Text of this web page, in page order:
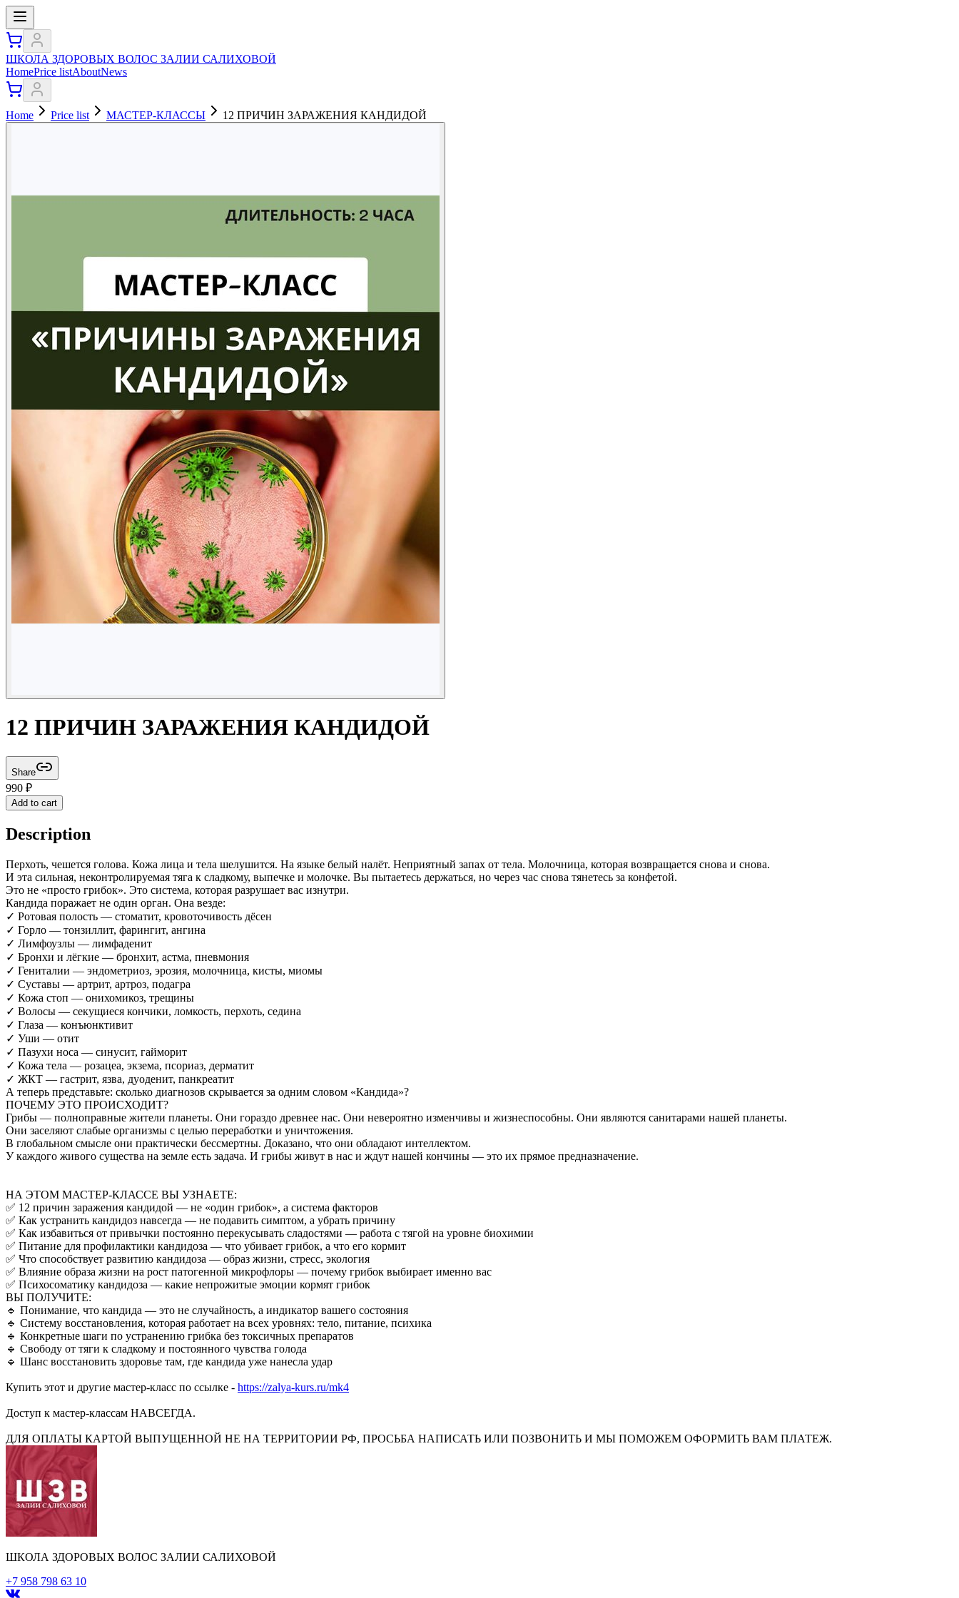
ШКОЛА ЗДОРОВЫХ ВОЛОС ЗАЛИИ САЛИХОВОЙ
HomePrice listAboutNews
Home Price list МАСТЕР-КЛАССЫ 12 ПРИЧИН ЗАРАЖЕНИЯ КАНДИДОЙ
12 ПРИЧИН ЗАРАЖЕНИЯ КАНДИДОЙ
Share
990 ₽
Add to cart
Description
Перхоть, чешется голова. Кожа лица и тела шелушится. На языке белый налёт. Неприятный запах от тела. Молочница, которая возвращается снова и снова.
И эта сильная, неконтролируемая тяга к сладкому, выпечке и молочке. Вы пытаетесь держаться, но через час снова тянетесь за конфетой.
Это не «просто грибок». Это система, которая разрушает вас изнутри.
Кандида поражает не один орган. Она везде:
✓ Ротовая полость — стоматит, кровоточивость дёсен
✓ Горло — тонзиллит, фарингит, ангина
✓ Лимфоузлы — лимфаденит
✓ Бронхи и лёгкие — бронхит, астма, пневмония
✓ Гениталии — эндометриоз, эрозия, молочница, кисты, миомы
✓ Суставы — артрит, артроз, подагра
✓ Кожа стоп — онихомикоз, трещины
✓ Волосы — секущиеся кончики, ломкость, перхоть, седина
✓ Глаза — конъюнктивит
✓ Уши — отит
✓ Пазухи носа — синусит, гайморит
✓ Кожа тела — розацеа, экзема, псориаз, дерматит
✓ ЖКТ — гастрит, язва, дуоденит, панкреатит
А теперь представьте: сколько диагнозов скрывается за одним словом «Кандида»?
ПОЧЕМУ ЭТО ПРОИСХОДИТ?
Грибы — полноправные жители планеты. Они гораздо древнее нас. Они невероятно изменчивы и жизнеспособны. Они являются санитарами нашей планеты.
Они заселяют слабые организмы с целью переработки и уничтожения.
В глобальном смысле они практически бессмертны. Доказано, что они обладают интеллектом.
У каждого живого существа на земле есть задача. И грибы живут в нас и ждут нашей кончины — это их прямое предназначение.
НА ЭТОМ МАСТЕР-КЛАССЕ ВЫ УЗНАЕТЕ:
✅ 12 причин заражения кандидой — не «один грибок», а система факторов
✅ Как устранить кандидоз навсегда — не подавить симптом, а убрать причину
✅ Как избавиться от привычки постоянно перекусывать сладостями — работа с тягой на уровне биохимии
✅ Питание для профилактики кандидоза — что убивает грибок, а что его кормит
✅ Что способствует развитию кандидоза — образ жизни, стресс, экология
✅ Влияние образа жизни на рост патогенной микрофлоры — почему грибок выбирает именно вас
✅ Психосоматику кандидоза — какие непрожитые эмоции кормят грибок
ВЫ ПОЛУЧИТЕ:
🔹 Понимание, что кандида — это не случайность, а индикатор вашего состояния
🔹 Систему восстановления, которая работает на всех уровнях: тело, питание, психика
🔹 Конкретные шаги по устранению грибка без токсичных препаратов
🔹 Свободу от тяги к сладкому и постоянного чувства голода
🔹 Шанс восстановить здоровье там, где кандида уже нанесла удар
Купить этот и другие мастер-класс по ссылке - https://zalya-kurs.ru/mk4
Доступ к мастер-классам НАВСЕГДА.
ДЛЯ ОПЛАТЫ КАРТОЙ ВЫПУЩЕННОЙ НЕ НА ТЕРРИТОРИИ РФ, ПРОСЬБА НАПИСАТЬ ИЛИ ПОЗВОНИТЬ И МЫ ПОМОЖЕМ ОФОРМИТЬ ВАМ ПЛАТЕЖ.
ШКОЛА ЗДОРОВЫХ ВОЛОС ЗАЛИИ САЛИХОВОЙ
+7 958 798 63 10